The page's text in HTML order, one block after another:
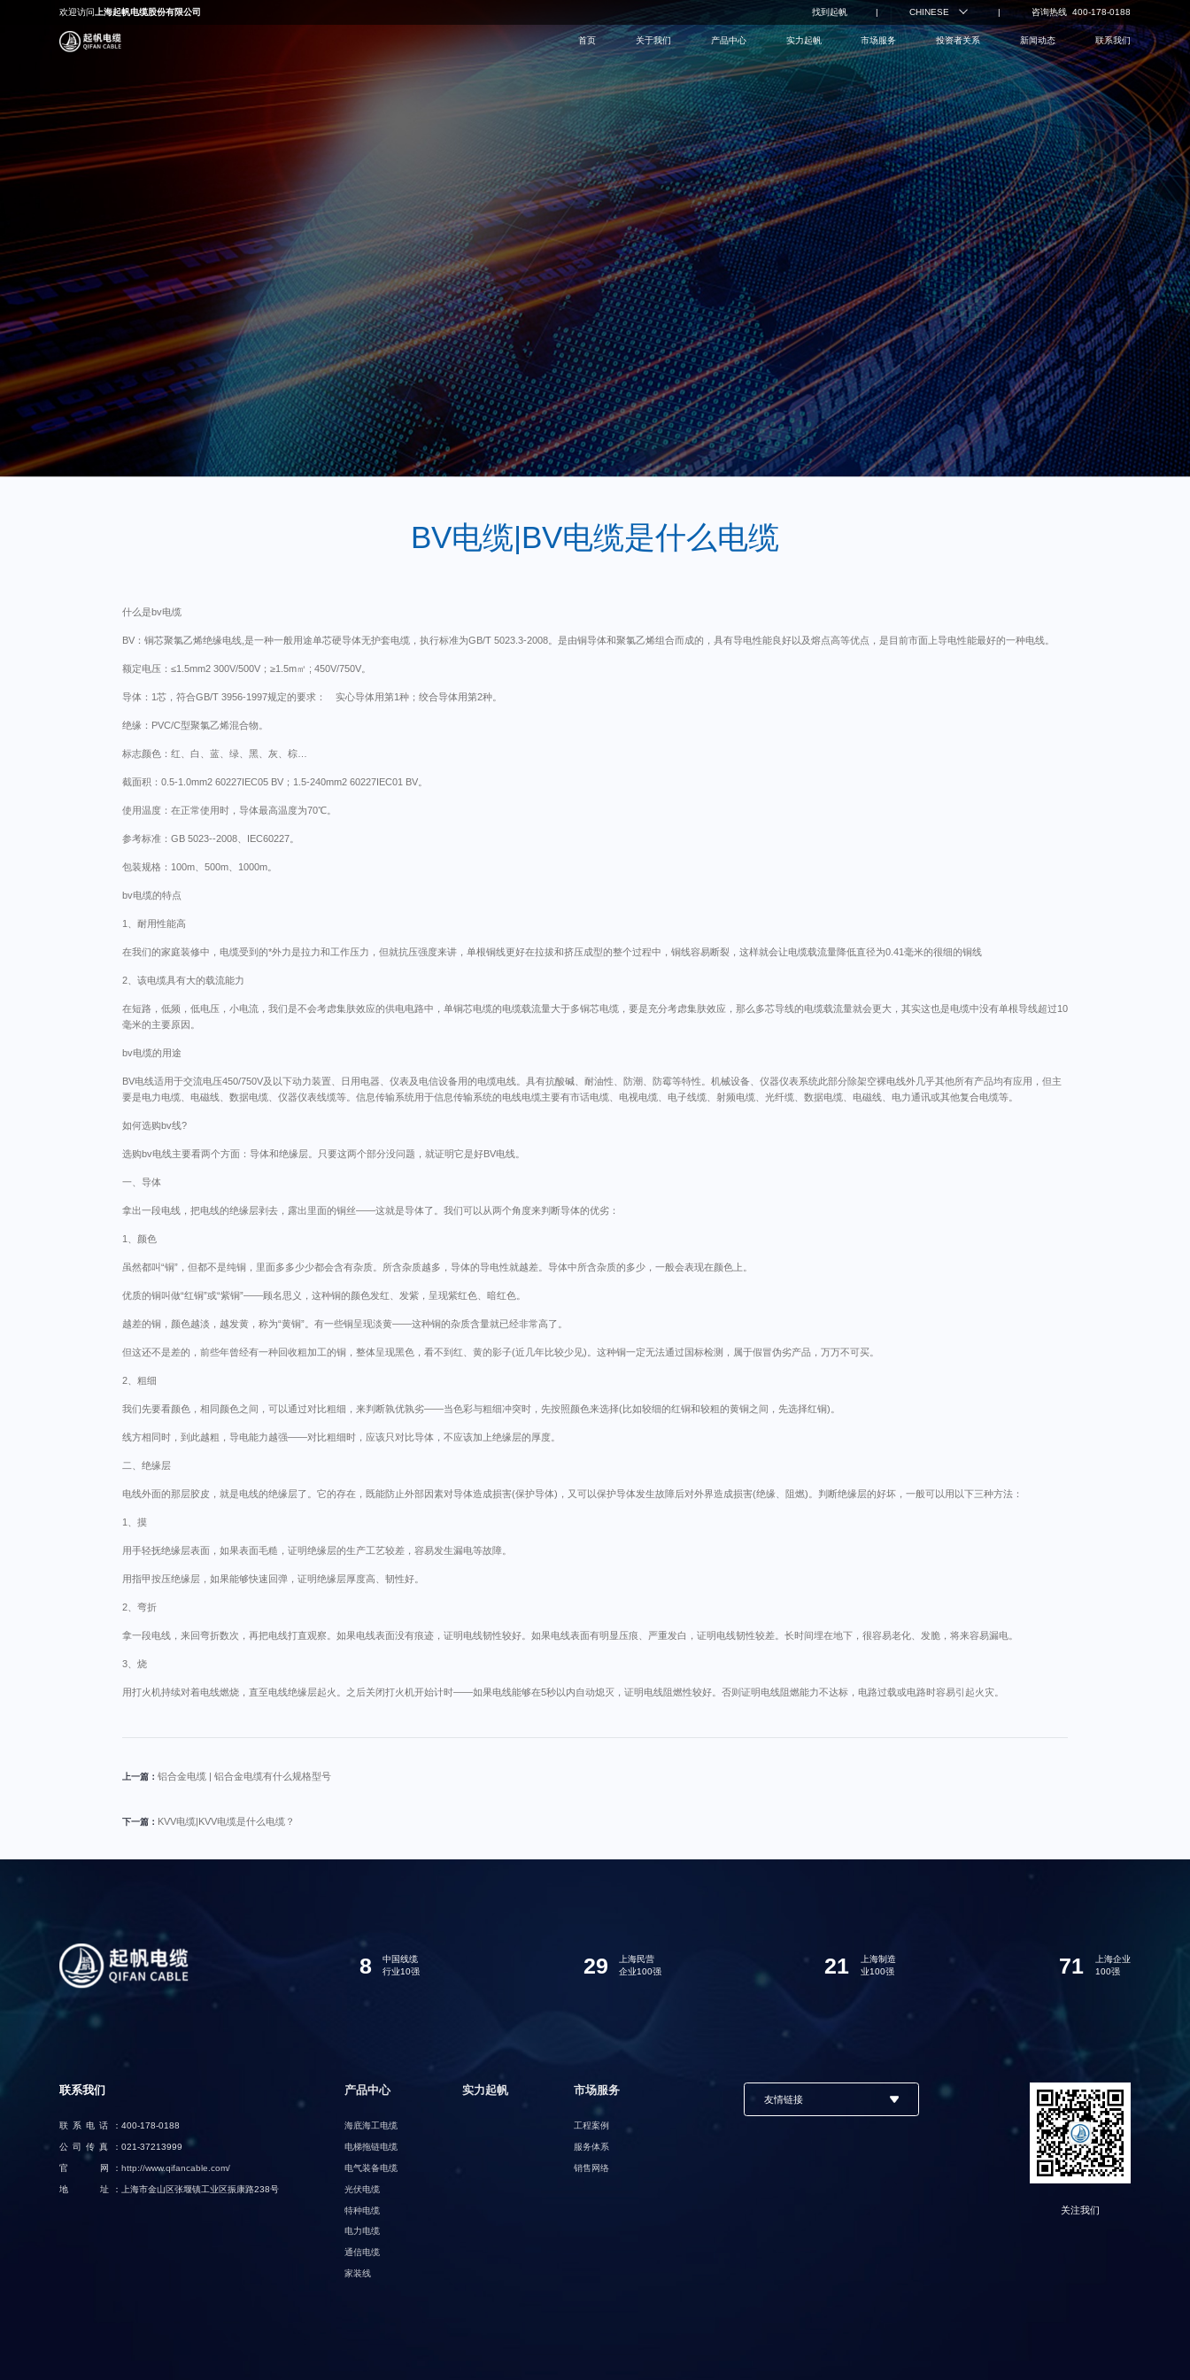
欢迎访问 上海起帆电缆股份有限公司 找到起帆 CHINESE 咨询热线 400-178-0188
首页 关于我们 产品中心 实力起帆 市场服务 投资者关系 新闻动态 联系我们
BV电缆|BV电缆是什么电缆
什么是bv电缆
BV：铜芯聚氯乙烯绝缘电线,是一种一般用途单芯硬导体无护套电缆，执行标准为GB/T 5023.3-2008。是由铜导体和聚氯乙烯组合而成的，具有导电性能良好以及熔点高等优点，是目前市面上导电性能最好的一种电线。
额定电压：≤1.5mm2 300V/500V；≥1.5m㎡ ; 450V/750V。
导体：1芯，符合GB/T 3956-1997规定的要求： 实心导体用第1种；绞合导体用第2种。
绝缘：PVC/C型聚氯乙烯混合物。
标志颜色：红、白、蓝、绿、黑、灰、棕…
截面积：0.5-1.0mm2 60227IEC05 BV；1.5-240mm2 60227IEC01 BV。
使用温度：在正常使用时，导体最高温度为70℃。
参考标准：GB 5023--2008、IEC60227。
包装规格：100m、500m、1000m。
bv电缆的特点
1、耐用性能高
在我们的家庭装修中，电缆受到的*外力是拉力和工作压力，但就抗压强度来讲，单根铜线更好在拉拔和挤压成型的整个过程中，铜线容易断裂，这样就会让电缆载流量降低直径为0.41毫米的很细的铜线
2、该电缆具有大的载流能力
在短路，低频，低电压，小电流，我们是不会考虑集肤效应的供电电路中，单铜芯电缆的电缆载流量大于多铜芯电缆，要是充分考虑集肤效应，那么多芯导线的电缆载流量就会更大，其实这也是电缆中没有单根导线超过10
毫米的主要原因。
bv电缆的用途
BV电线适用于交流电压450/750V及以下动力装置、日用电器、仪表及电信设备用的电缆电线。具有抗酸碱、耐油性、防潮、防霉等特性。机械设备、仪器仪表系统此部分除架空裸电线外几乎其他所有产品均有应用，但主
要是电力电缆、电磁线、数据电缆、仪器仪表线缆等。信息传输系统用于信息传输系统的电线电缆主要有市话电缆、电视电缆、电子线缆、射频电缆、光纤缆、数据电缆、电磁线、电力通讯或其他复合电缆等。
如何选购bv线?
选购bv电线主要看两个方面：导体和绝缘层。只要这两个部分没问题，就证明它是好BV电线。
一、导体
拿出一段电线，把电线的绝缘层剥去，露出里面的铜丝——这就是导体了。我们可以从两个角度来判断导体的优劣：
1、颜色
虽然都叫“铜”，但都不是纯铜，里面多多少少都会含有杂质。所含杂质越多，导体的导电性就越差。导体中所含杂质的多少，一般会表现在颜色上。
优质的铜叫做“红铜”或“紫铜”——顾名思义，这种铜的颜色发红、发紫，呈现紫红色、暗红色。
越差的铜，颜色越淡，越发黄，称为“黄铜”。有一些铜呈现淡黄——这种铜的杂质含量就已经非常高了。
但这还不是差的，前些年曾经有一种回收粗加工的铜，整体呈现黑色，看不到红、黄的影子(近几年比较少见)。这种铜一定无法通过国标检测，属于假冒伪劣产品，万万不可买。
2、粗细
我们先要看颜色，相同颜色之间，可以通过对比粗细，来判断孰优孰劣——当色彩与粗细冲突时，先按照颜色来选择(比如较细的红铜和较粗的黄铜之间，先选择红铜)。
线方相同时，到此越粗，导电能力越强——对比粗细时，应该只对比导体，不应该加上绝缘层的厚度。
二、绝缘层
电线外面的那层胶皮，就是电线的绝缘层了。它的存在，既能防止外部因素对导体造成损害(保护导体)，又可以保护导体发生故障后对外界造成损害(绝缘、阻燃)。判断绝缘层的好坏，一般可以用以下三种方法：
1、摸
用手轻抚绝缘层表面，如果表面毛糙，证明绝缘层的生产工艺较差，容易发生漏电等故障。
用指甲按压绝缘层，如果能够快速回弹，证明绝缘层厚度高、韧性好。
2、弯折
拿一段电线，来回弯折数次，再把电线打直观察。如果电线表面没有痕迹，证明电线韧性较好。如果电线表面有明显压痕、严重发白，证明电线韧性较差。长时间埋在地下，很容易老化、发脆，将来容易漏电。
3、烧
用打火机持续对着电线燃烧，直至电线绝缘层起火。之后关闭打火机开始计时——如果电线能够在5秒以内自动熄灭，证明电线阻燃性较好。否则证明电线阻燃能力不达标，电路过载或电路时容易引起火灾。
上一篇： 铝合金电缆 | 铝合金电缆有什么规格型号
下一篇： KVV电缆|KVV电缆是什么电缆？
8
中国线缆
行业10强
29
上海民营
企业100强
21
上海制造
业100强
71
上海企业
100强
联系我们
联系电话：400-178-0188
公司传真：021-37213999
官 网：http://www.qifancable.com/
地 址： 上海市金山区张堰镇工业区振康路238号
产品中心
海底海工电缆
电梯拖链电缆
电气装备电缆
光伏电缆
特种电缆
电力电缆
通信电缆
家装线
实力起帆 市场服务
工程案例
服务体系
销售网络
友情链接
关注我们